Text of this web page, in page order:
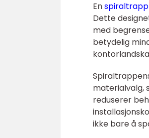
Enspiraltrapp
Dette
med
betydelig
materialvalg,
reduserer
ikke bare å